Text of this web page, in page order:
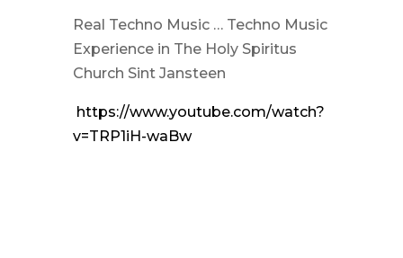
Real Techno Music … Techno Music
Experience in The Holy Spiritus
Church Sint Jansteen
https://www.youtube.com/watch?
v=TRP1iH-waBw